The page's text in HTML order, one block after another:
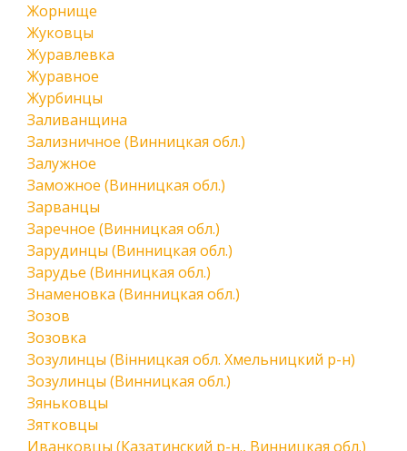
Жорнище
Жуковцы
Журавлевка
Журавное
Журбинцы
Заливанщина
Зализничное (Винницкая обл.)
Залужное
Заможное (Винницкая обл.)
Зарванцы
Заречное (Винницкая обл.)
Зарудинцы (Винницкая обл.)
Зарудье (Винницкая обл.)
Знаменовка (Винницкая обл.)
Зозов
Зозовка
Зозулинцы (Вінницкая обл. Хмельницкий р-н)
Зозулинцы (Винницкая обл.)
Зяньковцы
Зятковцы
Иванковцы (Казатинский р-н., Винницкая обл.)